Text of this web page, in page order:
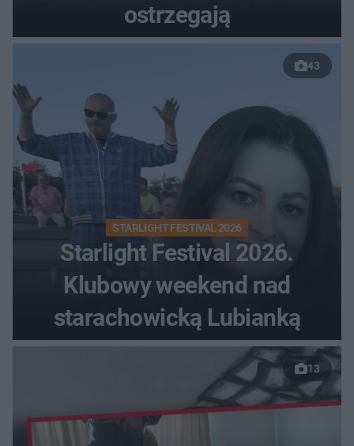
ostrzegają
43
STARLIGHT FESTIVAL 2026
Starlight Festival 2026.
Klubowy weekend nad
starachowicką Lubianką
13